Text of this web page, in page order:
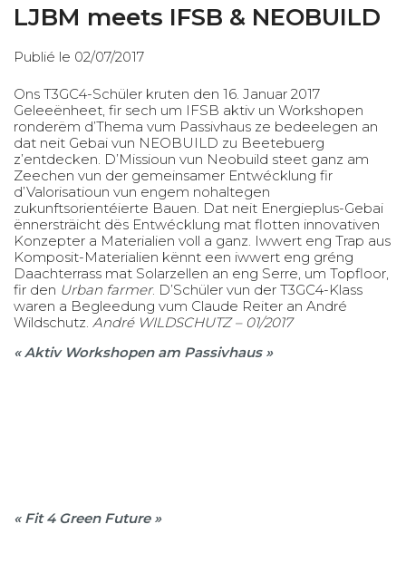
LJBM meets IFSB & NEOBUILD
Publié le 02/07/2017
Ons T3GC4-Schüler kruten den 16. Januar 2017
Geleeënheet, fir sech um IFSB aktiv un Workshopen
ronderëm d’Thema vum Passivhaus ze bedeelegen an
dat neit Gebai vun NEOBUILD zu Beetebuerg
z’entdecken. D’Missioun vun Neobuild steet ganz am
Zeechen vun der gemeinsamer Entwécklung fir
d’Valorisatioun vun engem nohaltegen
zukunftsorientéierte Bauen. Dat neit Energieplus-Gebai
ënnersträicht dës Entwécklung mat flotten innovativen
Konzepter a Materialien voll a ganz. Iwwert eng Trap aus
Komposit-Materialien kënnt een iwwert eng gréng
Daachterrass mat Solarzellen an eng Serre, um Topfloor,
fir den Urban farmer. D’Schüler vun der T3GC4-Klass
waren a Begleedung vum Claude Reiter an André
Wildschutz. André WILDSCHUTZ – 01/2017
« Aktiv Workshopen am Passivhaus »
« Fit 4 Green Future »